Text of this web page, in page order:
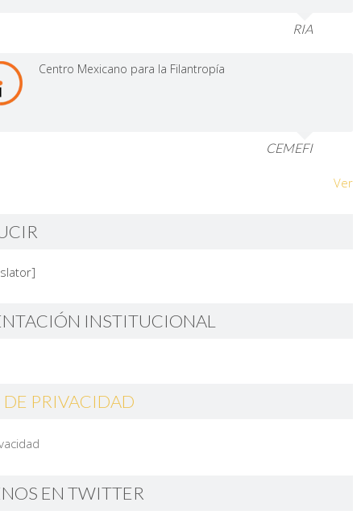
RIA
Centro Mexicano para la Filantropía
CEMEFI
Ver
INSTITUCIONAL
DE PRIVACIDAD
EN TWITTER